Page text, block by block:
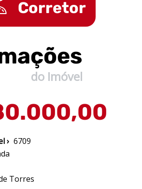
Corretor
do Imóvel
› 6709
Torres